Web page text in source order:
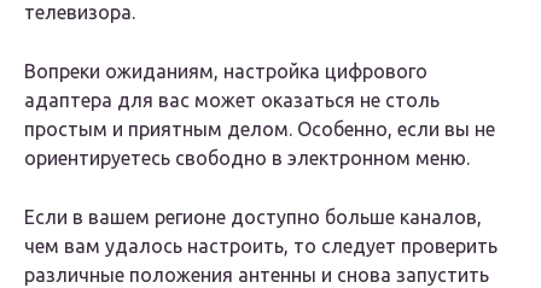
телевизора.
Вопреки ожиданиям, настройка цифрового
адаптера для вас может оказаться не столь
простым и приятным делом. Особенно, если вы не
ориентируетесь свободно в электронном меню.
Если в вашем регионе доступно больше каналов,
чем вам удалось настроить, то следует проверить
различные положения антенны и снова запустить